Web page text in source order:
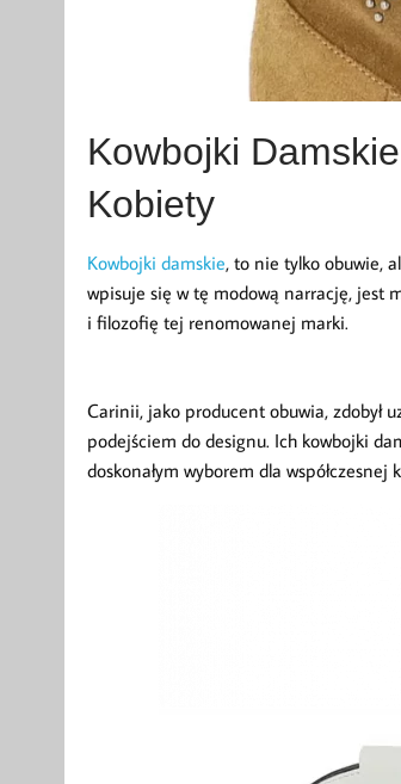
Kowbojki
Kobiety
Kowbojki damskie, to nie tylko obuwie,
wpisuje się w tę modową narrację, jest
i filozofię tej renomowanej marki.
Carinii, jako producent obuwia, zdobył
podejściem do designu. Ich kowbojki
doskonałym wyborem dla